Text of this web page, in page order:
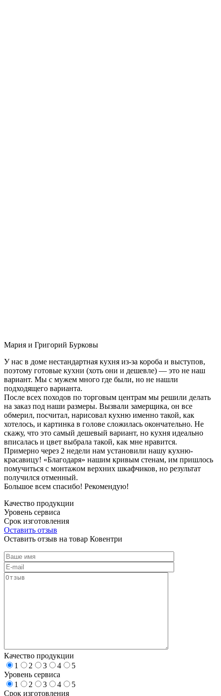
Мария и Григорий Бурковы
У нас в доме нестандартная кухня из-за короба и выступов,
поэтому готовые кухни (хоть они и дешевле) — это не наш
вариант. Мы с мужем много где были, но не нашли
подходящего варианта.
После всех походов по торговым центрам мы решили делать
на заказ под наши размеры. Вызвали замерщика, он все
обмерил, посчитал, нарисовал кухню именно такой, как
хотелось, и картинка в голове сложилась окончательно. Не
скажу, что это самый дешевый вариант, но кухня идеально
вписалась и цвет выбрала такой, как мне нравится.
Примерно через 2 недели нам установили нашу кухню-
красавицу! «Благодаря» нашим кривым стенам, им пришлось
помучиться с монтажом верхних шкафчиков, но результат
получился отменный.
Большое всем спасибо! Рекомендую!
Качество продукции
Уровень сервиса
Срок изготовления
Оставить отзыв
Оставить отзыв на товар Ковентри
Качество продукции
1
2 3 4
5
Уровень сервиса
1
2 3 4
5
Срок изготовления